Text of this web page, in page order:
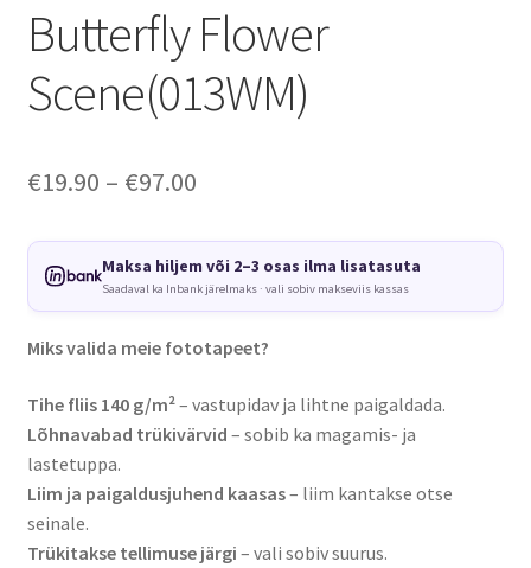
Butterfly Flower
Scene(013WM)
€19.90 – €97.00Price
€19.90
through
€97.00
Maksa hiljem või 2–3 osas ilma lisatasuta
Saadaval ka Inbank järelmaks · vali sobiv makseviis kassas
Miks valida meie fototapeet?
Tihe fliis 140 g/m²– vastupidav ja lihtne paigaldada.
Lõhnavabad trükivärvid – sobib ka magamis- ja
lastetuppa.
Liim ja paigaldusjuhend kaasas– liim kantakse otse
seinale.
Trükitakse tellimuse järgi – vali sobiv suurus.